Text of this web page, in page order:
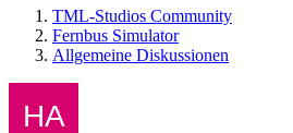
TML-Studios Community
Fernbus Simulator
Allgemeine Diskussionen